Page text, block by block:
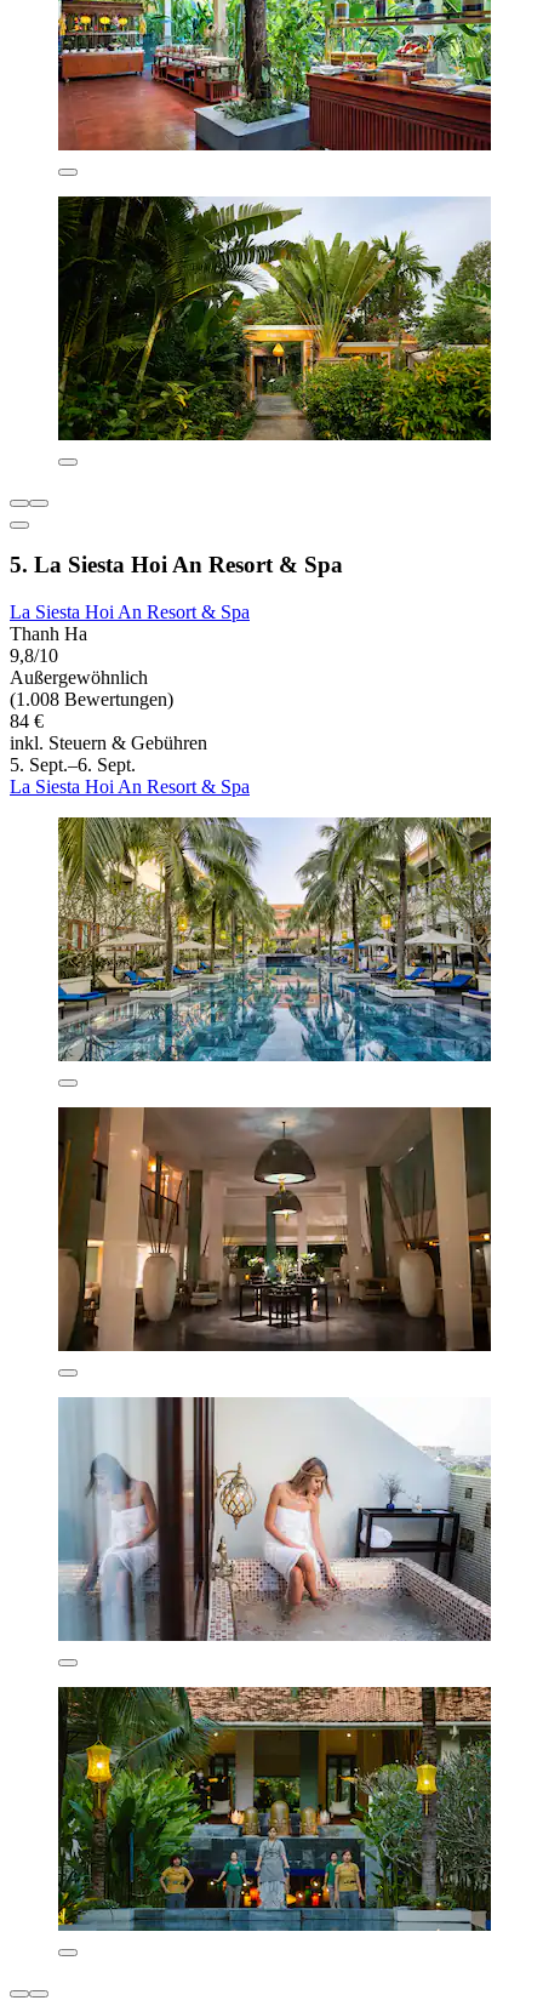
5. La Siesta Hoi An Resort & Spa
La Siesta Hoi An Resort & Spa
Thanh Ha
9,8/10
Außergewöhnlich
(1.008 Bewertungen)
84 €
inkl. Steuern & Gebühren
5. Sept.–6. Sept.
La Siesta Hoi An Resort & Spa